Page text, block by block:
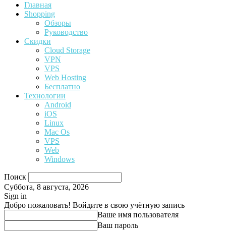
Главная
Shopping
Обзоры
Руководство
Скидки
Cloud Storage
VPN
VPS
Web Hosting
Бесплатно
Технологии
Android
iOS
Linux
Mac Os
VPS
Web
Windows
Поиск
Суббота, 8 августа, 2026
Sign in
Добро пожаловать! Войдите в свою учётную запись
Ваше имя пользователя
Ваш пароль